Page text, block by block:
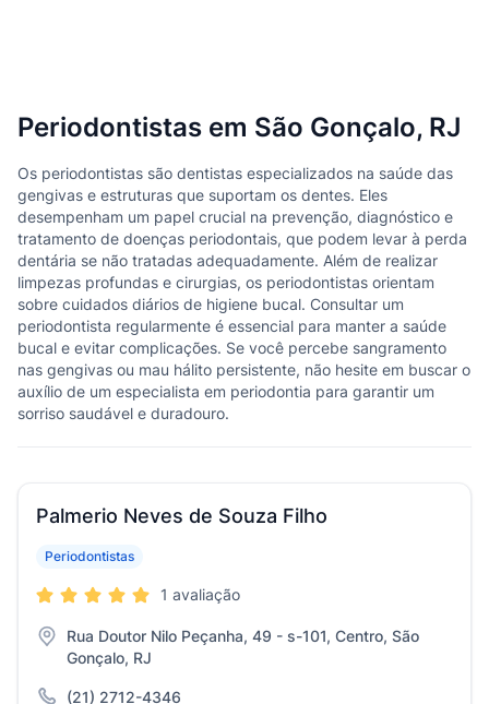
Periodontistas em São Gonçalo, RJ
Os periodontistas são dentistas especializados na saúde das
gengivas e estruturas que suportam os dentes. Eles
desempenham um papel crucial na prevenção, diagnóstico e
tratamento de doenças periodontais, que podem levar à perda
dentária se não tratadas adequadamente. Além de realizar
limpezas profundas e cirurgias, os periodontistas orientam
sobre cuidados diários de higiene bucal. Consultar um
periodontista regularmente é essencial para manter a saúde
bucal e evitar complicações. Se você percebe sangramento
nas gengivas ou mau hálito persistente, não hesite em buscar o
auxílio de um especialista em periodontia para garantir um
sorriso saudável e duradouro.
Palmerio Neves de Souza Filho
Periodontistas
1 avaliação
Rua Doutor Nilo Peçanha, 49 - s-101, Centro, São
Gonçalo, RJ
(21) 2712-4346